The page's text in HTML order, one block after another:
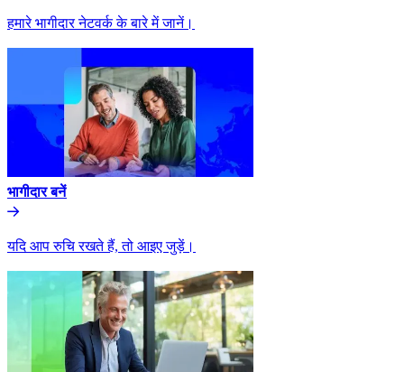
हमारे भागीदार नेटवर्क के बारे में जानें।​​
भागीदार बनें​​
यदि आप रुचि रखते हैं, तो आइए जुड़ें।​​